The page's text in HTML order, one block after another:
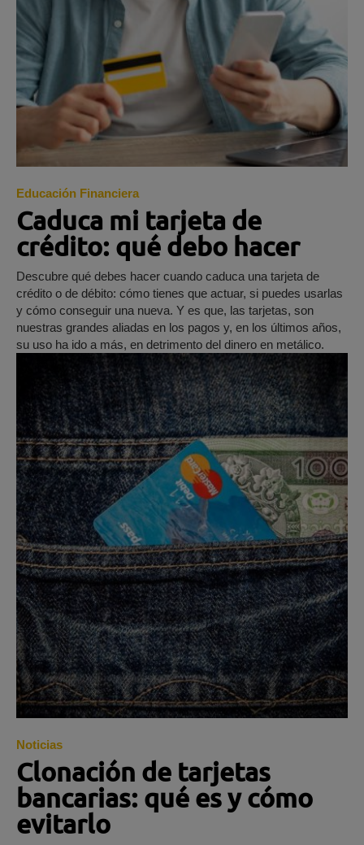
Educación Financiera
Caduca mi tarjeta de
crédito: qué debo hacer
Descubre qué debes hacer cuando caduca una tarjeta de
crédito o de débito: cómo tienes que actuar, si puedes usarlas
y cómo conseguir una nueva. Y es que, las tarjetas, son
nuestras grandes aliadas en los pagos y, en los últimos años,
su uso ha ido a más, en detrimento del dinero en metálico.
Noticias
Clonación de tarjetas
bancarias: qué es y cómo
evitarlo